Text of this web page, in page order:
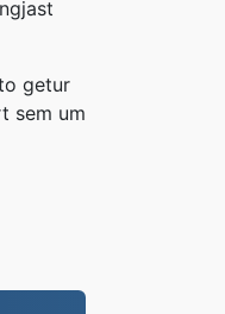
getur
sem um